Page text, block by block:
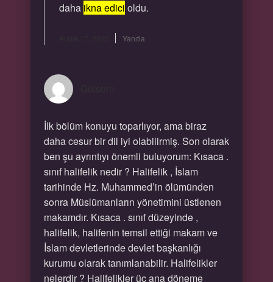
daha ikna edici oldu.
Yanıtla
İlk bölüm konuyu toparlıyor, ama biraz
daha cesur bir dil iyi olabilirmiş. Son olarak
ben şu ayrıntıyı önemli buluyorum: Kısaca .
sınıf halifelik nedir ? Halifelik , İslam
tarihinde Hz. Muhammed’in ölümünden
sonra Müslümanların yönetimini üstlenen
makamdır. Kısaca . sınıf düzeyinde ,
halifelik, halifenin temsil ettiği makam ve
İslam devletlerinde devlet başkanlığı
kurumu olarak tanımlanabilir. Halifelikler
nelerdir ? Halifelikler üç ana döneme